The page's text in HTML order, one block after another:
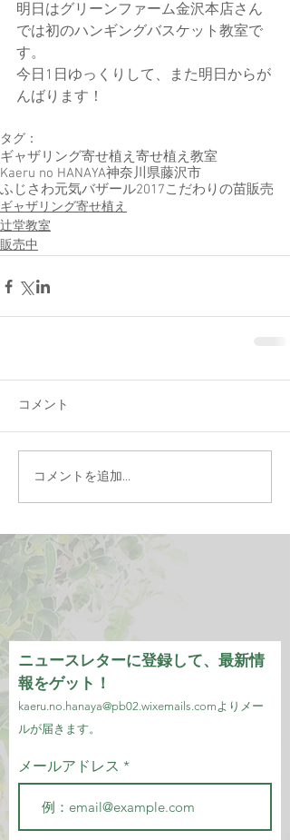
明日はグリーンファーム金沢本店さん
では初のハンギングバスケット教室で
す。
今日1日ゆっくりして、また明日からが
んばります！
タグ：
ギャザリング寄せ植え 寄せ植え教室
Kaeru no HANAYA神奈川県藤沢市
ふじさわ元気バザール2017こだわりの苗販売
ギャザリング寄せ植え
辻堂教室
販売中
コメント
コメントを追加…
ニュースレターに登録して、最新情
報をゲット！
kaeru.no.hanaya@pb02.wixemails.comより メー
ルが届きます。
メールアドレス